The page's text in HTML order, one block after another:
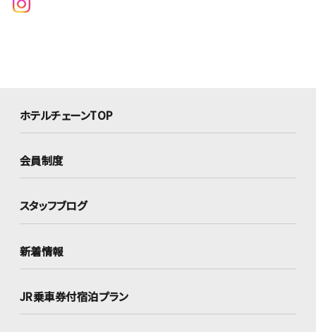
ホテルチェーンTOP
会員制度
スタッフブログ
新着情報
JR乗車券付宿泊プラン